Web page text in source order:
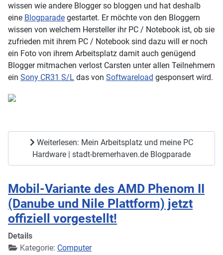
wissen wie andere Blogger so bloggen und hat deshalb
eine Blogparade gestartet. Er möchte von den Bloggern
wissen von welchem Hersteller ihr PC / Notebook ist, ob sie
zufrieden mit ihrem PC / Notebook sind dazu will er noch
ein Foto von ihrem Arbeitsplatz damit auch genügend
Blogger mitmachen verlost Carsten unter allen Teilnehmern
ein Sony CR31 S/L das von Softwareload gesponsert wird.
Weiterlesen: Mein Arbeitsplatz und meine PC
Hardware | stadt-bremerhaven.de Blogparade
Mobil-Variante des AMD Phenom II
(Danube und Nile Plattform) jetzt
offiziell vorgestellt!
Details
Kategorie: Computer